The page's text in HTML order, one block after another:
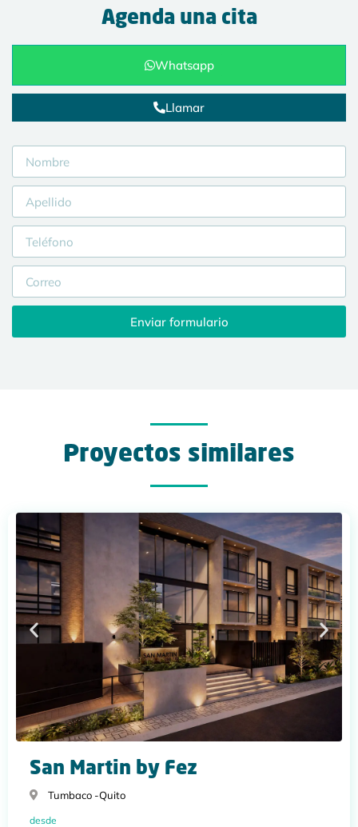
Agenda una cita
Whatsapp
Llamar
Enviar formulario
Proyectos similares
San Martin by Fez
Tumbaco -Quito
desde